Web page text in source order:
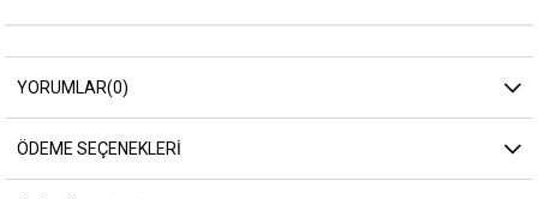
YORUMLAR(0)
ÖDEME SEÇENEKLERI